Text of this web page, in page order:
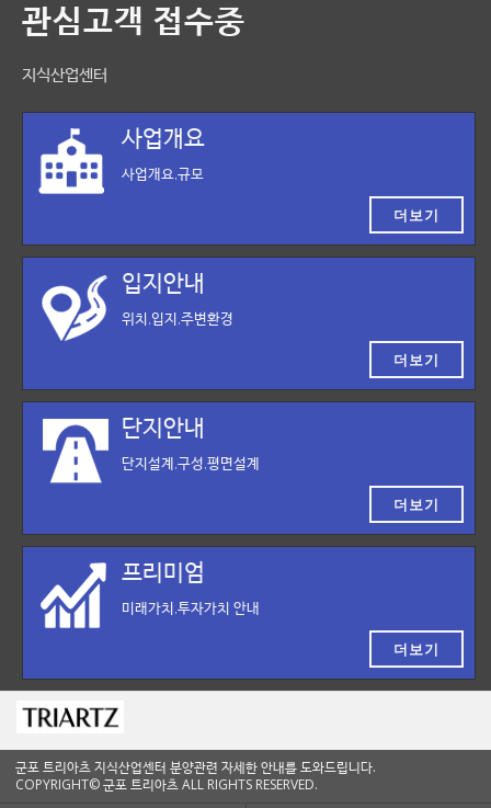
관심고객 접수중
지식산업센터
사업개요
사업개요,규모
더보기
입지안내
위치,입지,주변환경
더보기
단지안내
단지설계,구성,평면설계
더보기
프리미엄
미래가치,투자가치 안내
더보기
군포 트리아츠 지식산업센터 분양관련 자세한 안내를 도와드립니다.
COPYRIGHT© 군포 트리아츠 ALL RIGHTS RESERVED.